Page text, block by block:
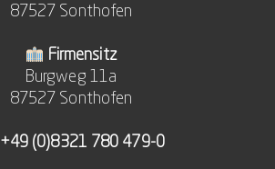
87527 Sonthofen
Firmensitz
Burgweg 11a
87527 Sonthofen
+49 (0)8321 780 479-0